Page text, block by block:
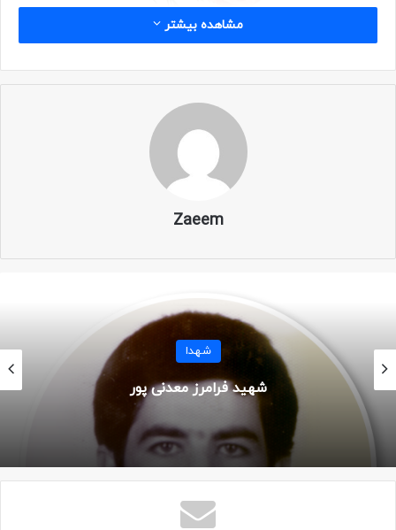
شناسه
یگان اعزام کننده: سپاه کرج
سن: ۲۳ سال
شهادت: ۶ بهمن ماه ۱۳۶۵
محل شهادت: شلمچه – شلحه صالحیه
مشاهده بیشتر
Zaeem
شهدا
شهید پرویز چنکشی